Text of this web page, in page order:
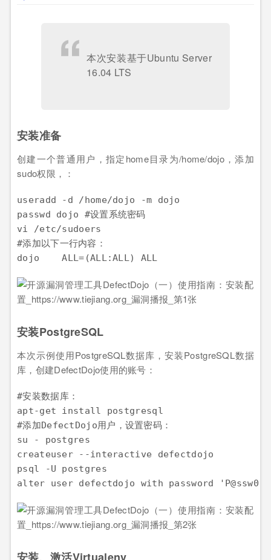
本次安装基于Ubuntu Server
16.04 LTS
安装准备
创建一个普通用户，指定home目录为/home/dojo，添加
sudo权限，：
useradd -d /home/dojo -m dojo
passwd dojo #设置系统密码
vi /etc/sudoers
#添加以下一行内容：
安装PostgreSQL
本次示例使用PostgreSQL数据库，安装PostgreSQL数据
库，创建DefectDojo使用的账号：
#安装数据库：
apt-get install postgresql
#添加DefectDojo用户，设置密码：
su - postgres
createuser --interactive defectdojo
psql -U postgres